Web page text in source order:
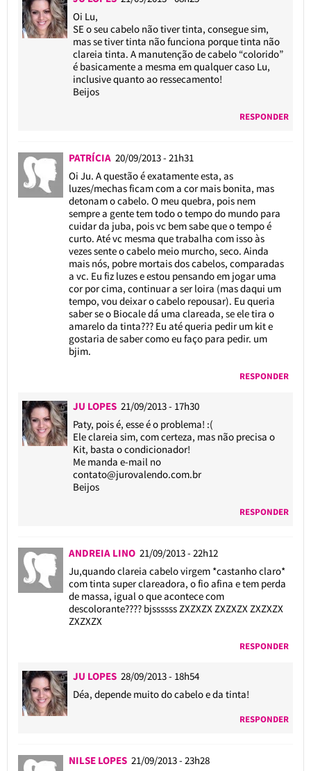
Oi Lu,
SE o seu cabelo não tiver tinta, consegue sim,
mas se tiver tinta não funciona porque tinta não
clareia tinta. A manutenção de cabelo “colorido”
é basicamente a mesma em qualquer caso Lu,
inclusive quanto ao ressecamento!
Beijos
RESPONDER
PATRÍCIA 20/09/2013 - 21h31
Oi Ju. A questão é exatamente esta, as
luzes/mechas ficam com a cor mais bonita, mas
detonam o cabelo. O meu quebra, pois nem
sempre a gente tem todo o tempo do mundo para
cuidar da juba, pois vc bem sabe que o tempo é
curto. Até vc mesma que trabalha com isso às
vezes sente o cabelo meio murcho, seco. Ainda
mais nós, pobre mortais dos cabelos, comparadas
a vc. Eu fiz luzes e estou pensando em jogar uma
cor por cima, continuar a ser loira (mas daqui um
tempo, vou deixar o cabelo repousar). Eu queria
saber se o Biocale dá uma clareada, se ele tira o
amarelo da tinta??? Eu até queria pedir um kit e
gostaria de saber como eu faço para pedir. um
bjim.
RESPONDER
JU LOPES 21/09/2013 - 17h30
Paty, pois é, esse é o problema! :(
Ele clareia sim, com certeza, mas não precisa o
Kit, basta o condicionador!
Me manda e-mail no
contato@jurovalendo.com.br
Beijos
RESPONDER
ANDREIA LINO 21/09/2013 - 22h12
Ju,quando clareia cabelo virgem *castanho claro*
com tinta super clareadora, o fio afina e tem perda
de massa, igual o que acontece com
descolorante???? bjssssss ZXZXZX ZXZXZX ZXZXZX
ZXZXZX
RESPONDER
JU LOPES 28/09/2013 - 18h54
Déa, depende muito do cabelo e da tinta!
RESPONDER
NILSE LOPES 21/09/2013 - 23h28